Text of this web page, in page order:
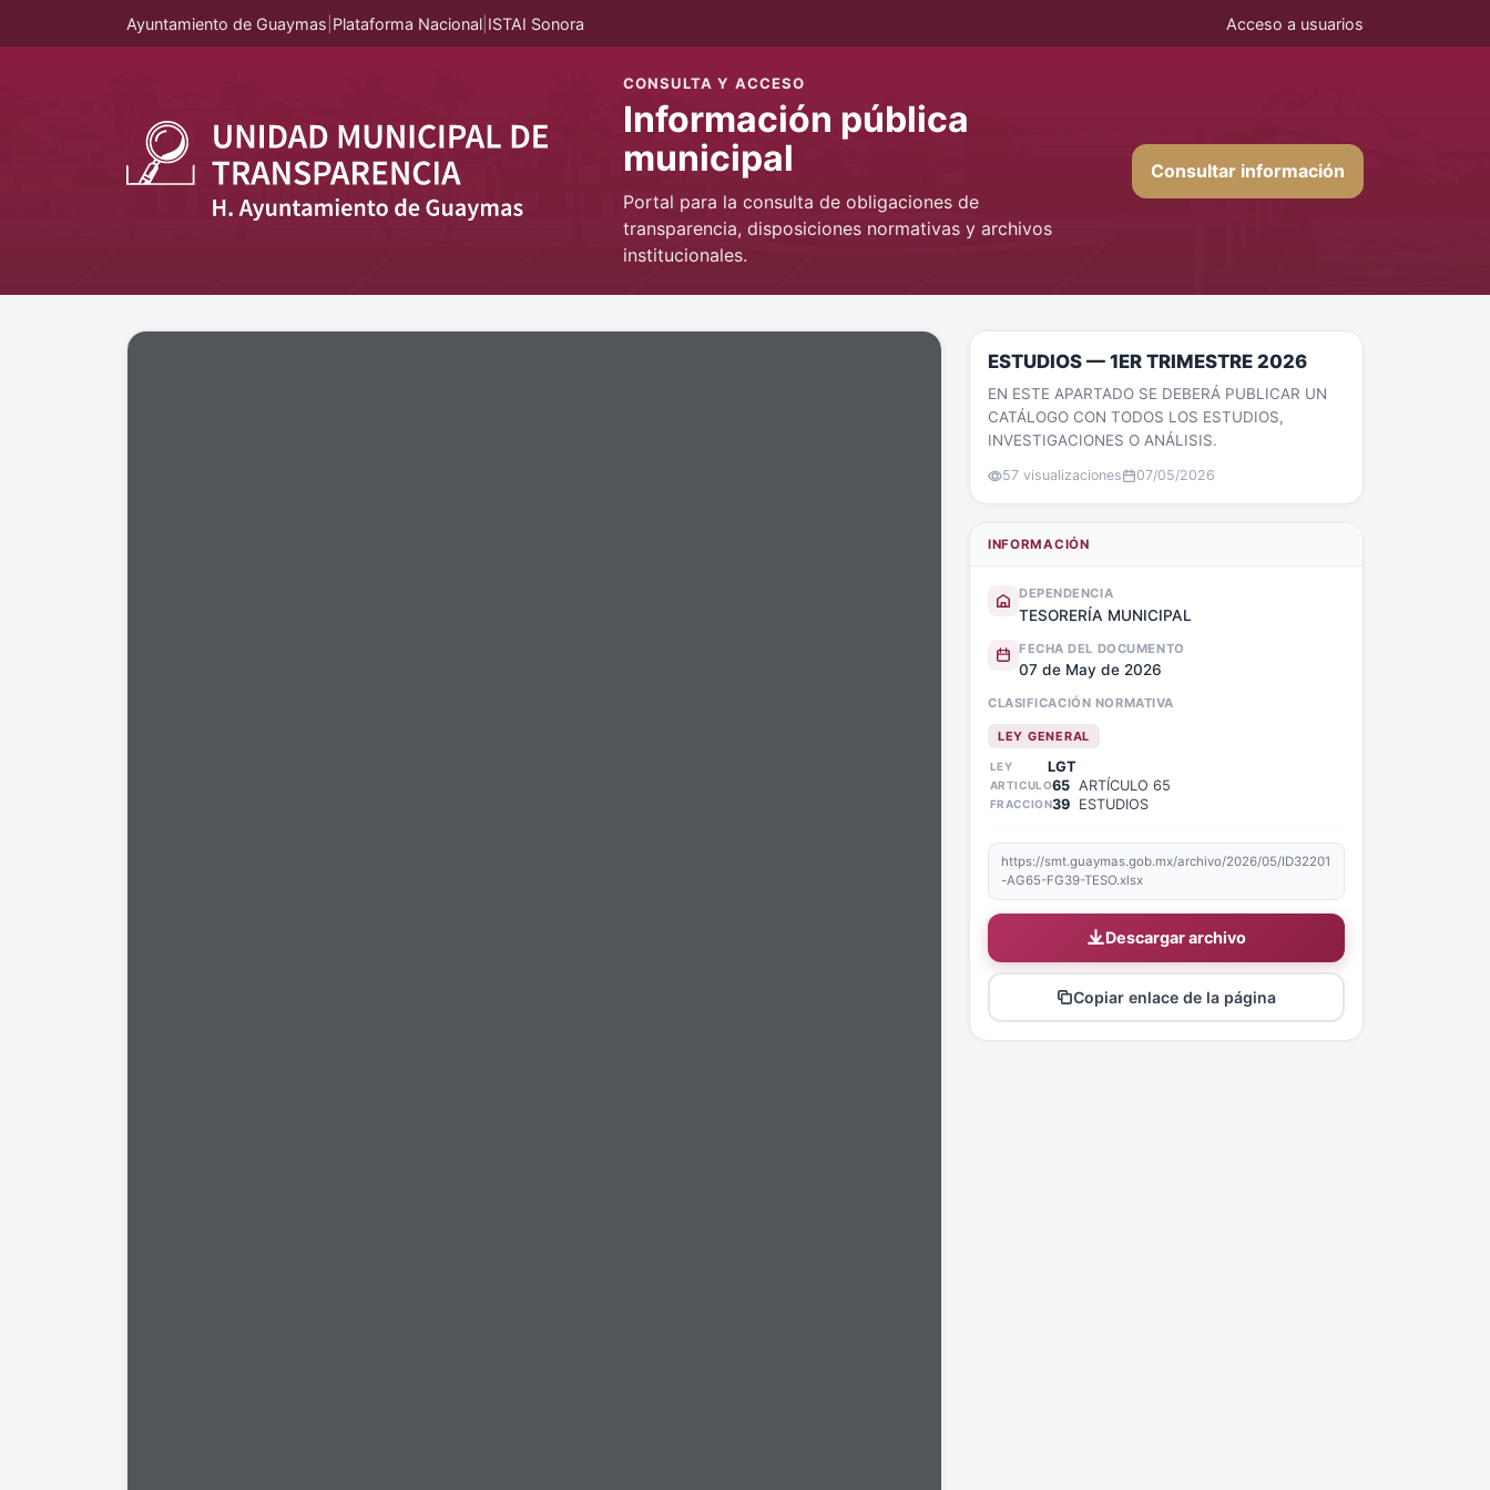
Ayuntamiento de Guaymas Plataforma Nacional ISTAI Sonora Acceso a usuarios
CONSULTA Y ACCESO
Información pública
municipal
Portal para la consulta de obligaciones de
transparencia, disposiciones normativas y archivos
institucionales.
Consultar información
ESTUDIOS — 1ER TRIMESTRE 2026
EN ESTE APARTADO SE DEBERÁ PUBLICAR UN
CATÁLOGO CON TODOS LOS ESTUDIOS,
INVESTIGACIONES O ANÁLISIS.
57 visualizaciones 07/05/2026
INFORMACIÓN
DEPENDENCIA
TESORERÍA MUNICIPAL
FECHA DEL DOCUMENTO
07 de May de 2026
CLASIFICACIÓN NORMATIVA
LEY GENERAL
LEY LGT
ARTICULO65 ARTÍCULO 65
FRACCION39 ESTUDIOS
https://smt.guaymas.gob.mx/archivo/2026/05/ID32201
-AG65-FG39-TESO.xlsx
Descargar archivo
Copiar enlace de la página